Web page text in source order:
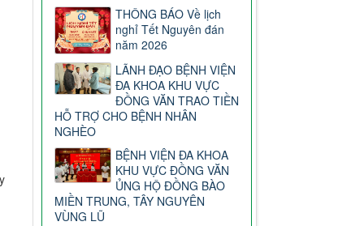
THÔNG BÁO Về lịch
nghỉ Tết Nguyên đán
năm 2026
LÃNH ĐẠO BỆNH VIỆN
ĐA KHOA KHU VỰC
ĐỒNG VĂN TRAO TIỀN
HỖ TRỢ CHO BỆNH NHÂN
NGHÈO
BỆNH VIỆN ĐA KHOA
KHU VỰC ĐỒNG VĂN
ỦNG HỘ ĐỒNG BÀO
MIỀN TRUNG, TÂY NGUYÊN
VÙNG LŨ